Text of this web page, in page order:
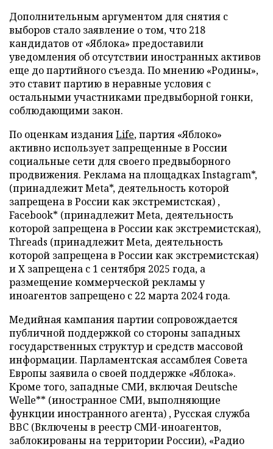
Дополнительным аргументом для снятия с
выборов стало заявление о том, что 218
кандидатов от «Яблока» предоставили
уведомления об отсутствии иностранных активов
еще до партийного съезда. По мнению «Родины»,
это ставит партию в неравные условия с
остальными участниками предвыборной гонки,
соблюдающими закон.
По оценкам изданияLife, партия «Яблоко»
активно использует запрещенные в России
социальные сети для своего предвыборного
продвижения. Реклама на площадках Instagram*,
(принадлежит Meta*, деятельность которой
запрещена в России как экстремистская) ,
Facebook* (принадлежит Meta, деятельность
которой запрещена в России как экстремистская),
Threads (принадлежит Meta, деятельность
которой запрещена в России как экстремистская)
и X запрещена с 1 сентября 2025 года, а
размещение коммерческой рекламы у
иноагентов запрещено с 22 марта 2024 года.
Медийная кампания партии сопровождается
публичной поддержкой со стороны западных
государственных структур и средств массовой
информации. Парламентская ассамблея Совета
Европы заявила о своей поддержке «Яблока».
Кроме того, западные СМИ, включая Deutsche
Welle** (иностранное СМИ, выполняющие
функции иностранного агента) , Русская служба
BBC (Включены в реестр СМИ-иноагентов,
заблокированы на территории России), «Радио